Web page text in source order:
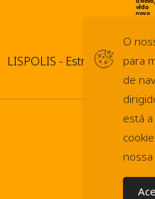
LISPOLIS - Estrada do
©
Política
O
para
de
está
nossa